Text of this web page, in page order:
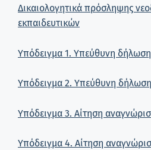
Δικαιολογητικά πρόσληψης
εκπαιδευτικών
Υπόδειγμα 1. Υπεύθυνη δήλωση
Υπόδειγμα 2. Υπεύθυνη
Υπόδειγμα 3. Αίτηση
Υπόδειγμα 4. Αίτηση